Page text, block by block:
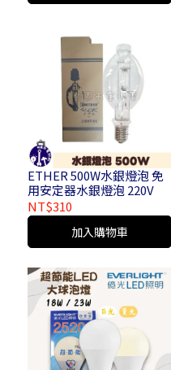
ETHER 500W水銀燈泡 免
用安定器水銀燈泡 220V
NT$310
加入購物車